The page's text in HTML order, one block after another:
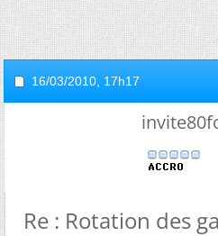
16/03/2010, 17h17
Re : Rotation des